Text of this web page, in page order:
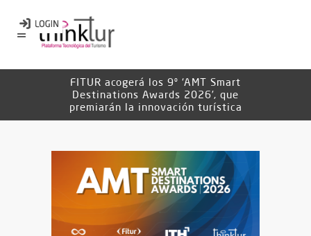
FITUR acogerá los 9º ‘AMT Smart
Destinations Awards 2026’, que
premiarán la innovación turística